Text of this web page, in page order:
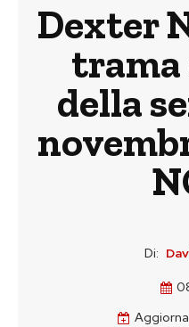
Dexter
della
Di: